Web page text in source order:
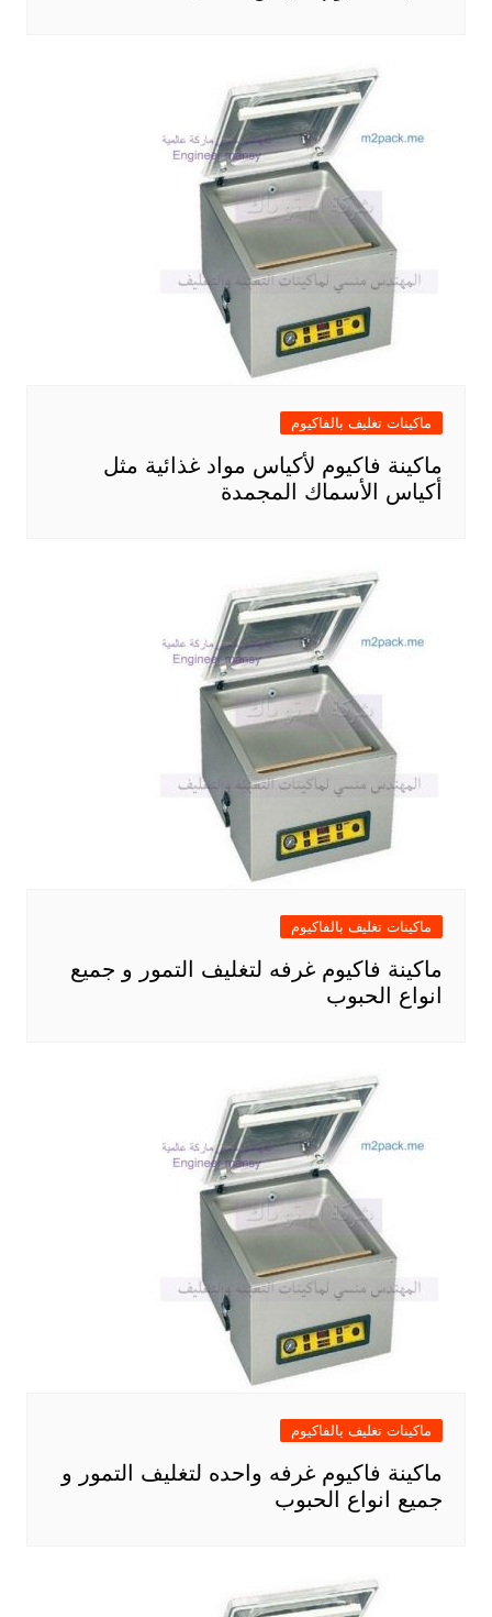
ماكينات تغليف بالفاكيوم
ماكينة فاكيوم لأكياس مواد غذائية مثل
أكياس الأسماك المجمدة
ماكينات تغليف بالفاكيوم
ماكينة فاكيوم غرفه لتغليف التمور و جميع
انواع الحبوب
ماكينات تغليف بالفاكيوم
ماكينة فاكيوم غرفه واحده لتغليف التمور و
جميع انواع الحبوب